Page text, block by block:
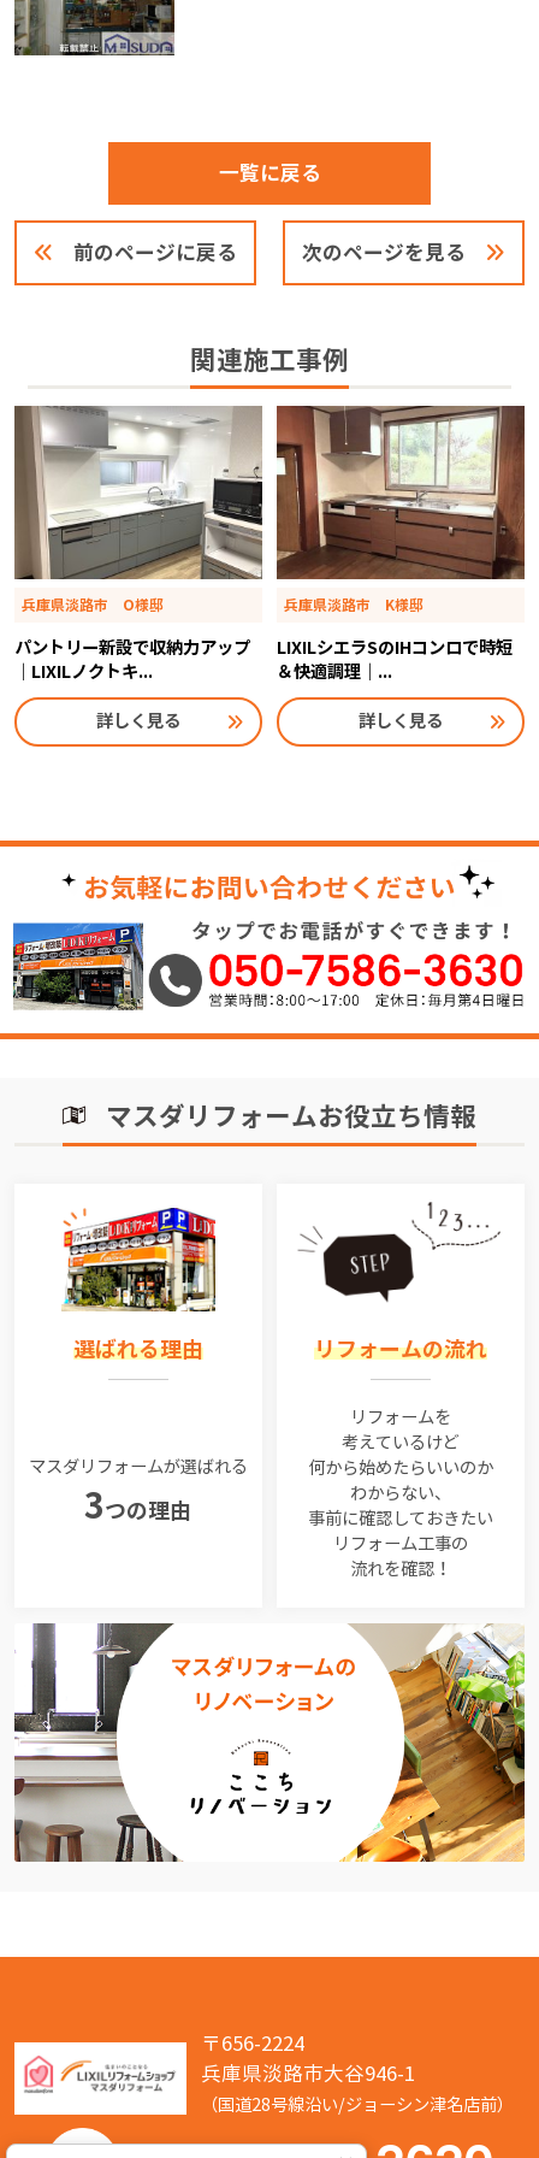
前のページに戻る
一覧に戻る
次のページを見る
関連施工事例
兵庫県淡路市 O様邸
パントリー新設で収納力アップ
｜LIXILノクトキ...
詳しく見る
兵庫県淡路市 K様邸
LIXILシエラSのIHコンロで時短
＆快適調理｜...
詳しく見る
マスダリフォームお役立ち情報
選ばれる理由
マスダリフォームが選ばれる
3つの理由
リフォームの流れ
リフォームを
考えているけど
何から始めたらいいのか
わからない、
事前に確認しておきたい
リフォーム工事の
流れを確認！
〒656-2224
兵庫県淡路市大谷946-1
（国道28号線沿い/ジョーシン津名店前）